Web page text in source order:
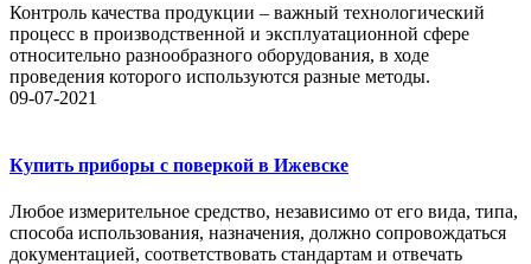
Контроль качества продукции – важный технологический
процесс в производственной и эксплуатационной сфере
относительно разнообразного оборудования, в ходе
проведения которого используются разные методы.
09-07-2021
Купить приборы с поверкой в Ижевске
Любое измерительное средство, независимо от его вида, типа,
способа использования, назначения, должно сопровождаться
документацией, соответствовать стандартам и отвечать